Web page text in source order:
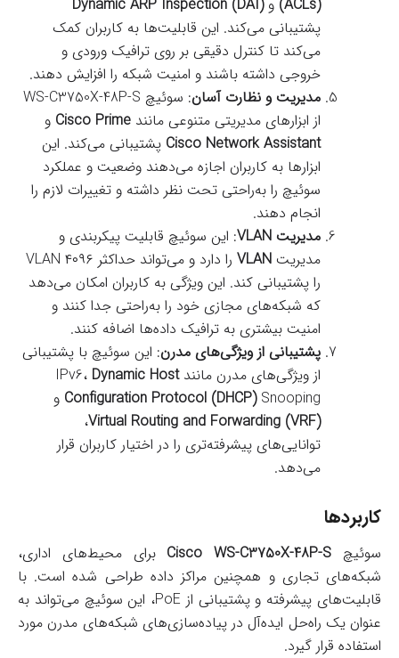
(ACLs) وDynamic ARP Inspection (DAI)
پشتیبانی می‌کند. این قابلیت‌ها به کاربران کمک
می‌کند تا کنترل دقیقی بر روی ترافیک ورودی و
خروجی داشته باشند و امنیت شبکه را افزایش دهند.
مدیریت و نظارت آسان
: سوئیچ WS-C3750X-48P-S
از ابزارهای مدیریتی متنوعی مانند Cisco Prime و
Cisco Network Assistant پشتیبانی می‌کند. این
ابزارها به کاربران اجازه می‌دهند وضعیت و عملکرد
سوئیچ را به‌راحتی تحت نظر داشته و تغییرات لازم را
انجام دهند.
مدیریت VLAN
: این سوئیچ قابلیت پیکربندی و
مدیریت VLAN
را دارد و می‌تواند حداکثر ۴۰۹۶ VLAN
را پشتیبانی کند. این ویژگی به کاربران امکان می‌دهد
که شبکه‌های مجازی خود را به‌راحتی جدا کنند و
امنیت بیشتری به ترافیک داده‌ها اضافه کنند.
پشتیبانی از ویژگی‌های مدرن: این سوئیچ با پشتیبانی
از ویژگی‌های مدرن مانند IPv6،Dynamic Host
Configuration Protocol (DHCP)Snooping و
Virtual Routing and Forwarding (VRF)،
توانایی‌های پیشرفته‌تری را در اختیار کاربران قرار
می‌دهد.
کاربردها
سوئیچ Cisco WS-C3750X-48P-S برای محیط‌های اداری،
شبکه‌های تجاری و همچنین مراکز داده طراحی شده است. با
قابلیت‌های پیشرفته و پشتیبانی از PoE، این سوئیچ می‌تواند به
عنوان یک راه‌حل ایده‌آل در پیاده‌سازی‌های شبکه‌های مدرن مورد
استفاده قرار گیرد.